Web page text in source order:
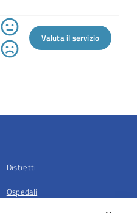
Valuta il servizio
Distretti
Ospedali